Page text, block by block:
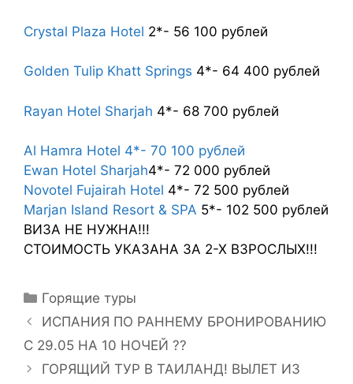
Crystal Plaza Hotel 2*- 56 100 рублей
Golden Tulip Khatt Springs 4*- 64 400 рублей
Rayan Hotel Sharjah 4*- 68 700 рублей
Al Hamra Hotel 4*- 70 100 рублей
Ewan Hotel Sharjah4*- 72 000 рублей
Novotel Fujairah Hotel 4*- 72 500 рублей
Marjan Island Resort & SPA 5*- 102 500 рублей
ВИЗА НЕ НУЖНА!!!
СТОИМОСТЬ УКАЗАНА ЗА 2-Х ВЗРОСЛЫХ!!!
Горящие туры
ИСПАНИЯ ПО РАННЕМУ БРОНИРОВАНИЮ
С 29.05 НА 10 НОЧЕЙ ??
ГОРЯЩИЙ ТУР В ТАИЛАНД! ВЫЛЕТ ИЗ